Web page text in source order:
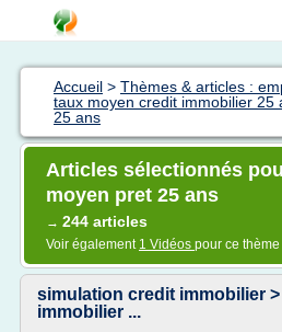
Accueil > Thèmes & articles :
taux moyen credit immobilier 25
25 ans
Articles sélectionnés
moyen pret 25 ans
→ 244 articles
Voir également 1 Vidéos pour ce thème
simulation credit immobilier
immobilier ...